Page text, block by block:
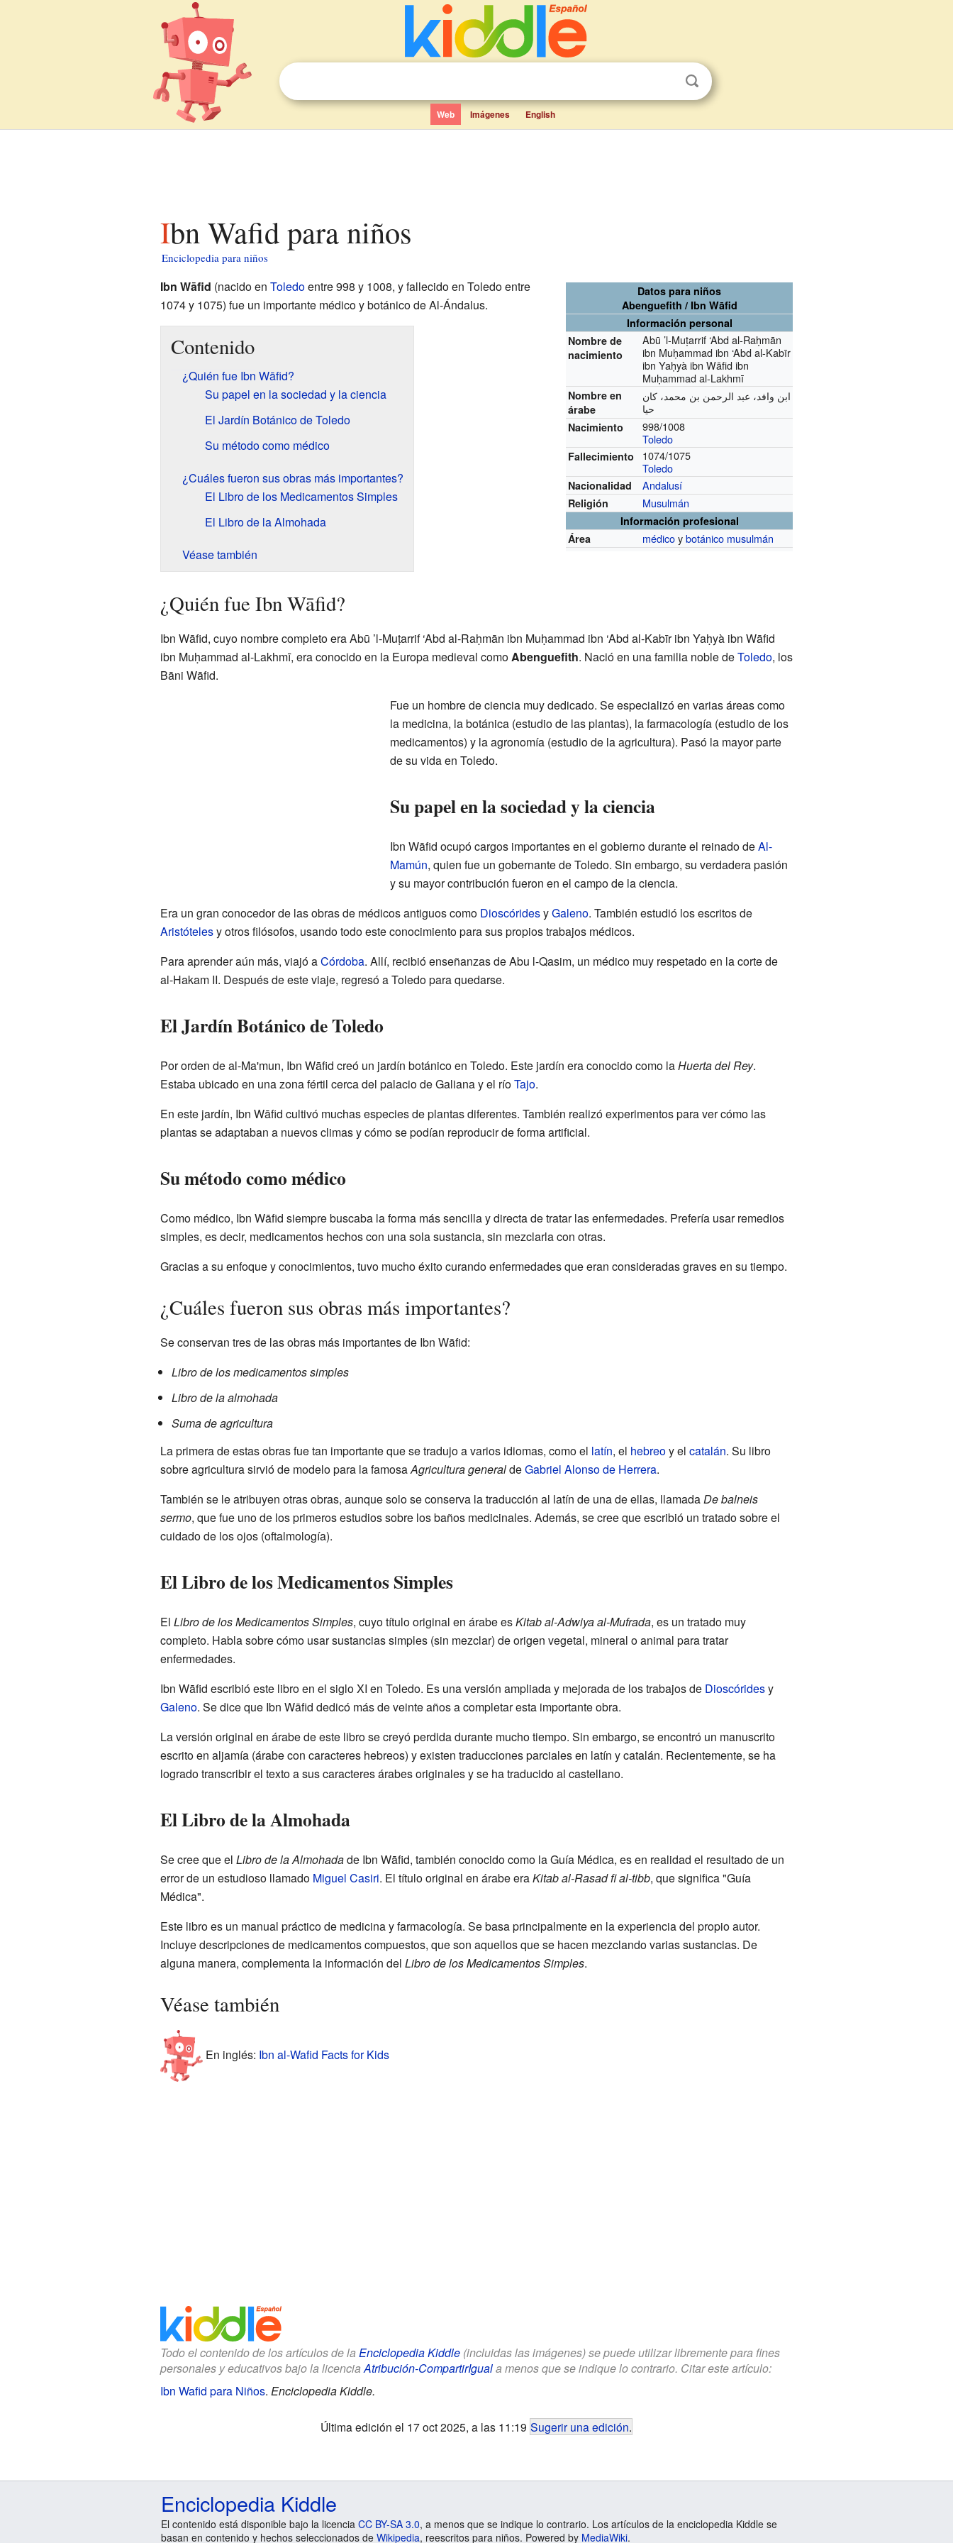
Web Imágenes English
Ibn Wafid para niños
Enciclopedia para niños
Datos para niños
Abenguefith / Ibn Wāfid
Información personal
Nombre de
nacimiento
Abū ’l-Muṭarrif ‘Abd al-Raḥmān
ibn Muḥammad ibn ‘Abd al-Kabīr
ibn Yaḥyà ibn Wāfid ibn
Muḥammad al-Lakhmī
Nombre en
árabe
ابن وافد، عبد الرحمن بن محمد، كان
حيا
Nacimiento
998/1008
Toledo
Fallecimiento
1074/1075
Toledo
Nacionalidad Andalusí
Religión Musulmán
Información profesional
Área
médicoybotánico musulmán
Ibn Wāfid (nacido en Toledoentre 998 y 1008, y fallecido en Toledo entre
1074 y 1075) fue un importante médico y botánico de Al-Ándalus.
Contenido
¿Quién fue Ibn Wāfid?
Su papel en la sociedad y la ciencia
El Jardín Botánico de Toledo
Su método como médico
¿Cuáles fueron sus obras más importantes?
El Libro de los Medicamentos Simples
El Libro de la Almohada
Véase también
¿Quién fue Ibn Wāfid?
Ibn Wāfid, cuyo nombre completo era Abū ’l-Muṭarrif ‘Abd al-Raḥmān ibn Muḥammad ibn ‘Abd al-Kabīr ibn Yaḥyà ibn Wāfid
ibn Muḥammad al-Lakhmī, era conocido en la Europa medieval comoAbenguefith. Nació en una familia noble deToledo, los
Bāni Wāfid.
Fue un hombre de ciencia muy dedicado. Se especializó en varias áreas como
la medicina, la botánica (estudio de las plantas), la farmacología (estudio de los
medicamentos) y la agronomía (estudio de la agricultura). Pasó la mayor parte
de su vida en Toledo.
Su papel en la sociedad y la ciencia
Ibn Wāfid ocupó cargos importantes en el gobierno durante el reinado deAl-
Mamún, quien fue un gobernante de Toledo. Sin embargo, su verdadera pasión
y su mayor contribución fueron en el campo de la ciencia.
Era un gran conocedor de las obras de médicos antiguos como DioscóridesyGaleno. También estudió los escritos de
Aristótelesy otros filósofos, usando todo este conocimiento para sus propios trabajos médicos.
Para aprender aún más, viajó aCórdoba. Allí, recibió enseñanzas de Abu l-Qasim, un médico muy respetado en la corte de
al-Hakam II. Después de este viaje, regresó a Toledo para quedarse.
El Jardín Botánico de Toledo
Por orden de al-Ma'mun, Ibn Wāfid creó un jardín botánico en Toledo. Este jardín era conocido como laHuerta del Rey.
Estaba ubicado en una zona fértil cerca del palacio de Galiana y el ríoTajo.
En este jardín, Ibn Wāfid cultivó muchas especies de plantas diferentes. También realizó experimentos para ver cómo las
plantas se adaptaban a nuevos climas y cómo se podían reproducir de forma artificial.
Su método como médico
Como médico, Ibn Wāfid siempre buscaba la forma más sencilla y directa de tratar las enfermedades. Prefería usar remedios
simples, es decir, medicamentos hechos con una sola sustancia, sin mezclarla con otras.
Gracias a su enfoque y conocimientos, tuvo mucho éxito curando enfermedades que eran consideradas graves en su tiempo.
¿Cuáles fueron sus obras más importantes?
Se conservan tres de las obras más importantes de Ibn Wāfid:
Libro de los medicamentos simples
Libro de la almohada
Suma de agricultura
La primera de estas obras fue tan importante que se tradujo a varios idiomas, como el latín, el hebreoy el catalán. Su libro
sobre agricultura sirvió de modelo para la famosaAgricultura generaldeGabriel Alonso de Herrera.
También se le atribuyen otras obras, aunque solo se conserva la traducción al latín de una de ellas, llamadaDe balneis
sermo, que fue uno de los primeros estudios sobre los baños medicinales. Además, se cree que escribió un tratado sobre el
cuidado de los ojos (oftalmología).
El Libro de los Medicamentos Simples
El Libro de los Medicamentos Simples, cuyo título original en árabe esKitab al-Adwiya al-Mufrada, es un tratado muy
completo. Habla sobre cómo usar sustancias simples (sin mezclar) de origen vegetal, mineral o animal para tratar
enfermedades.
Ibn Wāfid escribió este libro en el siglo XI en Toledo. Es una versión ampliada y mejorada de los trabajos de Dioscóridesy
Galeno. Se dice que Ibn Wāfid dedicó más de veinte años a completar esta importante obra.
La versión original en árabe de este libro se creyó perdida durante mucho tiempo. Sin embargo, se encontró un manuscrito
escrito en aljamía (árabe con caracteres hebreos) y existen traducciones parciales en latín y catalán. Recientemente, se ha
logrado transcribir el texto a sus caracteres árabes originales y se ha traducido al castellano.
El Libro de la Almohada
Se cree que el Libro de la Almohadade Ibn Wāfid, también conocido como la Guía Médica, es en realidad el resultado de un
error de un estudioso llamado Miguel Casiri. El título original en árabe eraKitab al-Rasad fi al-tibb, que significa "Guía
Médica".
Este libro es un manual práctico de medicina y farmacología. Se basa principalmente en la experiencia del propio autor.
Incluye descripciones de medicamentos compuestos, que son aquellos que se hacen mezclando varias sustancias. De
alguna manera, complementa la información del Libro de los Medicamentos Simples.
Véase también
En inglés: Ibn al-Wafid Facts for Kids
Todo el contenido de los artículos de la Enciclopedia Kiddle(incluidas las imágenes) se puede utilizar libremente para fines
personales y educativos bajo la licenciaAtribución-CompartirIguala menos que se indique lo contrario. Citar este artículo:
Ibn Wafid para Niños. Enciclopedia Kiddle.
Última edición el 17 oct 2025, a las 11:19 Sugerir una edición.
Enciclopedia Kiddle
El contenido está disponible bajo la licencia CC BY-SA 3.0, a menos que se indique lo contrario. Los artículos de la enciclopedia Kiddle se
basan en contenido y hechos seleccionados de Wikipedia, reescritos para niños. Powered by MediaWiki.